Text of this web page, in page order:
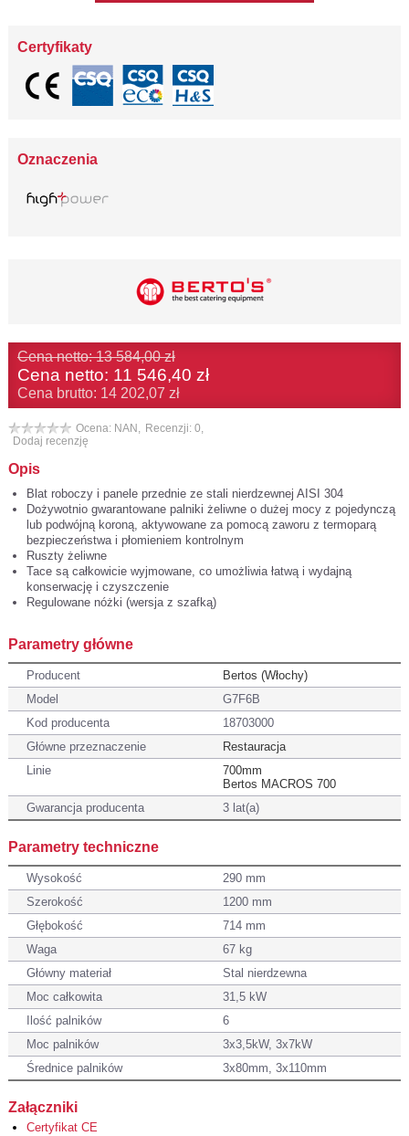
Certyfikaty
Oznaczenia
Cena netto: 13 584,00 zł
Cena netto: 11 546,40 zł
Cena brutto: 14 202,07 zł
Ocena: NAN, Recenzji: 0,
Dodaj recenzję
Opis
Blat roboczy i panele przednie ze stali nierdzewnej AISI 304
Dożywotnio gwarantowane palniki żeliwne o dużej mocy z pojedynczą
lub podwójną koroną, aktywowane za pomocą zaworu z termoparą
bezpieczeństwa i płomieniem kontrolnym
Ruszty żeliwne
Tace są całkowicie wyjmowane, co umożliwia łatwą i wydajną
konserwację i czyszczenie
Regulowane nóżki (wersja z szafką)
Parametry główne
Producent
Bertos (Włochy)
Model
G7F6B
Kod producenta
18703000
Główne przeznaczenie
Restauracja
Linie
700mm
Bertos MACROS 700
Gwarancja producenta
3 lat(a)
Parametry techniczne
Wysokość
290 mm
Szerokość
1200 mm
Głębokość
714 mm
Waga
67 kg
Główny materiał
Stal nierdzewna
Moc całkowita
31,5 kW
Ilość palników
6
Moc palników
3x3,5kW, 3x7kW
Średnice palników
3x80mm, 3x110mm
Załączniki
Certyfikat CE